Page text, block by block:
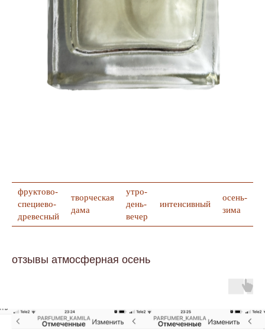
фруктово-
специево-
древесный
творческая
дама
утро-
день-
вечер
интенсивный
осень-
зима
отзывы атмосферная осень